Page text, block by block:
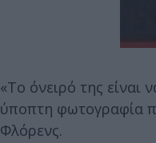
«Το όνειρό της είναι
ύποπτη φωτογραφία
Φλόρενς.